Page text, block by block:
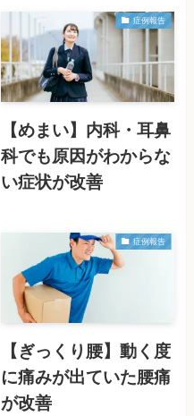
症例報告
【めまい】内科・耳鼻
科でも原因がわからな
い症状が改善
症例報告
【ぎっくり腰】動く度
に痛みが出ていた腰痛
が改善